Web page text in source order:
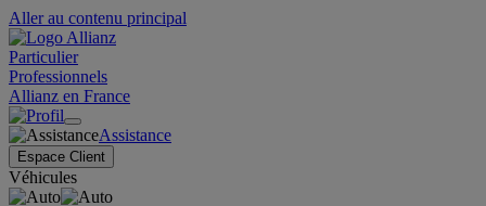
Aller au contenu principal
Particulier
Professionnels
Allianz en France
Assistance
Espace Client
Véhicules